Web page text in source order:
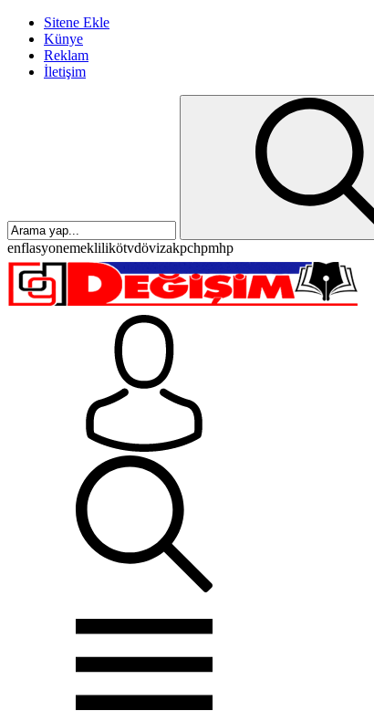
Sitene Ekle
Künye
Reklam
İletişim
enflasyonemeklilikötvdövizakpchpmhp